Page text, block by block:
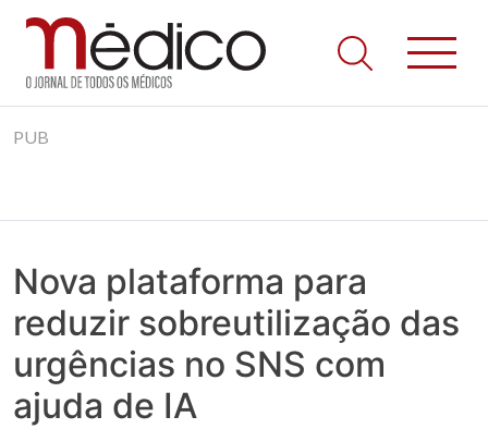
to
Jornal Médico
Médico – O Jornal de Todos os Médicos. Onde as notícias
realmente contam! Tudo o que se passa na Saúde!
PUB
Nova plataforma para
reduzir sobreutilização das
urgências no SNS com
ajuda de IA